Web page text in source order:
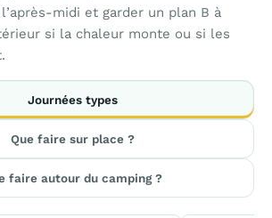
midi et garder un plan B à
si la chaleur monte ou si les
Journées types
Que faire sur place ?
faire autour du camping ?